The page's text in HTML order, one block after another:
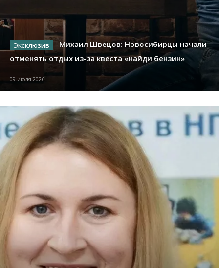
Михаил Швецов: Новосибирцы начали
отменять отдых из-за квеста «найди бензин»
09 июля 2026